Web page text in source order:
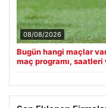
08/08/2026
Bugün hangi maçlar
maç programı, saatleri